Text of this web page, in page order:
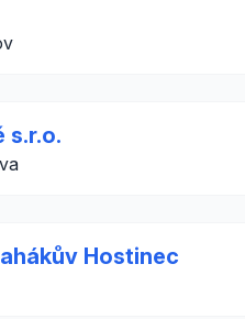
s.r.o.
Hostinec